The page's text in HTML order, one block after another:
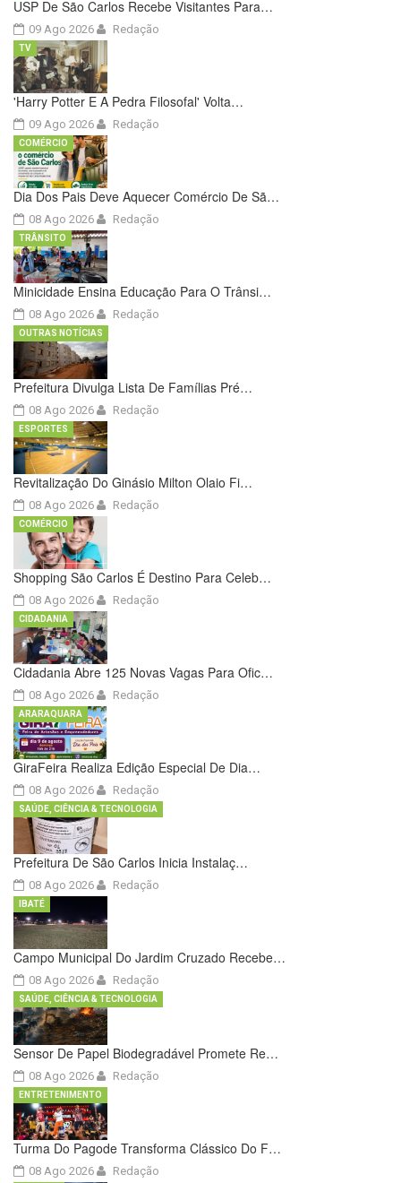
USP De São Carlos Recebe Visitantes Para…
09 Ago 2026 Redação
'Harry Potter E A Pedra Filosofal' Volta…
09 Ago 2026
TV
Redação
Dia Dos Pais Deve Aquecer Comércio De Sã…
08 Ago 2026
COMÉRCIO
Redação
Minicidade Ensina Educação Para O Trânsi…
08 Ago 2026
TRÂNSITO
Redação
Prefeitura Divulga Lista De Famílias Pré…
08 Ago 2026
OUTRAS NOTÍCIAS
Redação
Revitalização Do Ginásio Milton Olaio Fi…
08 Ago 2026
ESPORTES
Redação
Shopping São Carlos É Destino Para Celeb…
08 Ago 2026
COMÉRCIO
Redação
Cidadania Abre 125 Novas Vagas Para Ofic…
08 Ago 2026
CIDADANIA
Redação
GiraFeira Realiza Edição Especial De Dia…
08 Ago 2026
ARARAQUARA
Redação
Prefeitura De São Carlos Inicia Instalaç…
08 Ago 2026
SAÚDE, CIÊNCIA & TECNOLOGIA
Redação
Campo Municipal Do Jardim Cruzado Recebe…
08 Ago 2026
IBATÉ
Redação
Sensor De Papel Biodegradável Promete Re…
08 Ago 2026
SAÚDE, CIÊNCIA & TECNOLOGIA
Redação
Turma Do Pagode Transforma Clássico Do F…
08 Ago 2026
ENTRETENIMENTO
Redação